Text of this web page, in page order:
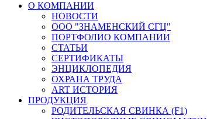
О КОМПАНИИ
НОВОСТИ
ООО "ЗНАМЕНСКИЙ СГЦ"
ПОРТФОЛИО КОМПАНИИ
СТАТЬИ
СЕРТИФИКАТЫ
ЭНЦИКЛОПЕДИЯ
ОХРАНА ТРУДА
ART ИСТОРИЯ
ПРОДУКЦИЯ
РОДИТЕЛЬСКАЯ СВИНКА (F1)